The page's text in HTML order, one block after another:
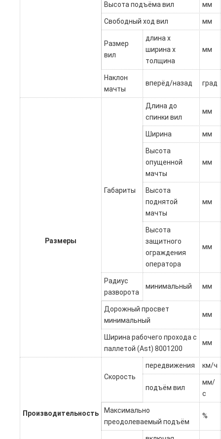
Высота подъёма вил мм
Свободный ход вил мм
Размер
вил
длина х
ширина х
толщина
мм
Наклон
мачты
вперёд/назад град
Размеры
Габариты
Длина до
спинки вил
мм
Ширина мм
Высота
опущенной
мачты
мм
Высота
поднятой
мачты
мм
Высота
защитного
ограждения
оператора
мм
Радиус
разворота
минимальный мм
Дорожный просвет
минимальный
мм
Ширина рабочего прохода с
паллетой (Ast) 8001200
мм
Производительность
Скорость
передвижения км/ч
подъём вил
мм/
с
Максимально
преодолеваемый подъём
%